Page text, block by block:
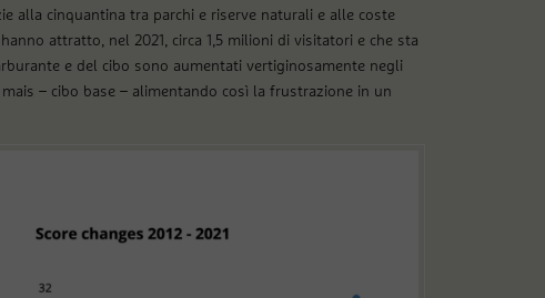
alla cinquantina tra parchi e riserve naturali e alle coste
attratto, nel 2021, circa 1,5 milioni di visitatori e che sta
e del cibo sono aumentati vertiginosamente negli
– cibo base – alimentando così la frustrazione in un